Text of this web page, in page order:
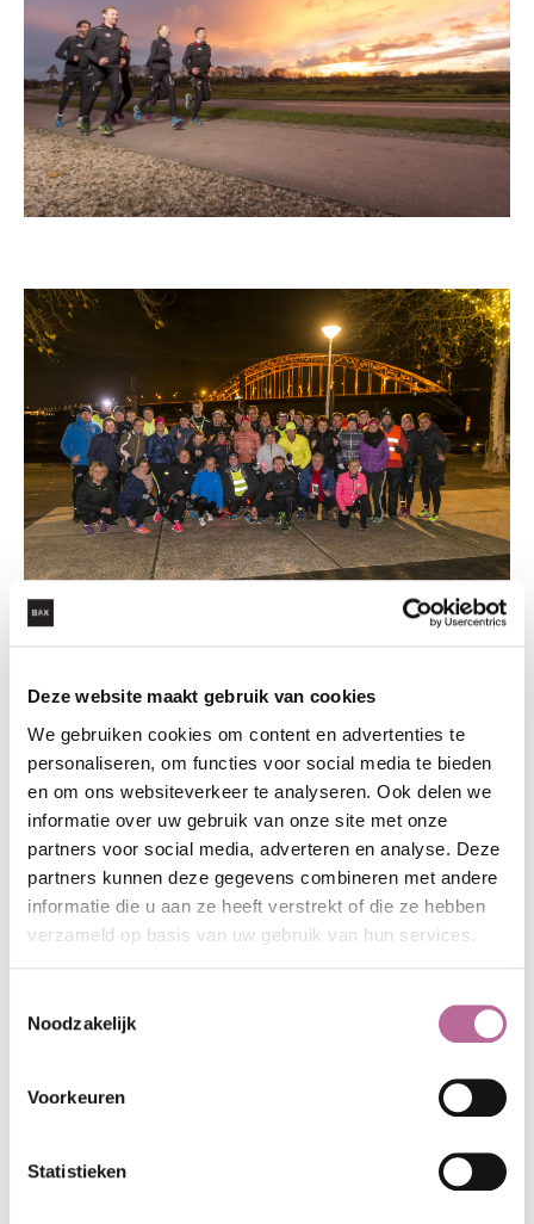
Deze website maakt gebruik van cookies
We gebruiken cookies om content en advertenties te
personaliseren, om functies voor social media te bieden
en om ons websiteverkeer te analyseren. Ook delen we
informatie over uw gebruik van onze site met onze
partners voor social media, adverteren en analyse. Deze
partners kunnen deze gegevens combineren met andere
informatie die u aan ze heeft verstrekt of die ze hebben
verzameld op basis van uw gebruik van hun services.
Noodzakelijk
Voorkeuren
Statistieken